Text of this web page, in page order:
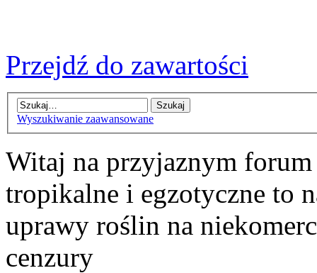
Przejdź do zawartości
Wyszukiwanie zaawansowane
Witaj na przyjaznym
tropikalne i egzotyczne to
uprawy roślin na
cenzury